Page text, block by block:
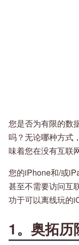
您是否为有限的数
吗？无论哪种方式
味着您在没有互联
您的iPhone和/或
甚至不需要访问互
功于可以离线玩的
1。奥拓历